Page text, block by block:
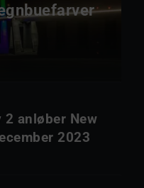
2 anløber New
2023